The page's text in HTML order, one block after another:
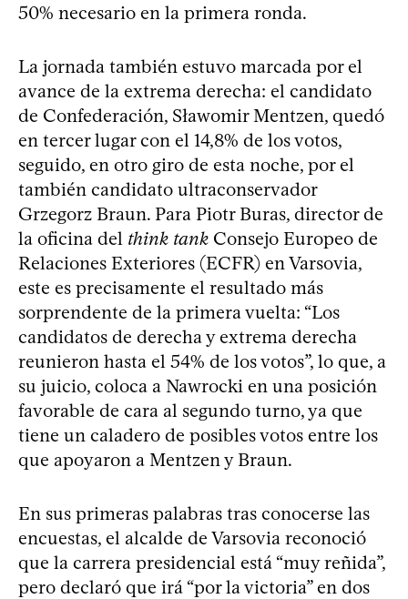
50% necesario en la primera ronda.
La jornada también estuvo marcada por el
avance de la extrema derecha: el candidato
de Confederación, Sławomir Mentzen, quedó
en tercer lugar con el 14,8% de los votos,
seguido, en otro giro de esta noche, por el
también candidato ultraconservador
Grzegorz Braun. Para Piotr Buras, director de
la oficina del think tank Consejo Europeo de
Relaciones Exteriores (ECFR) en Varsovia,
este es precisamente el resultado más
sorprendente de la primera vuelta: “Los
candidatos de derecha y extrema derecha
reunieron hasta el 54% de los votos”, lo que, a
su juicio, coloca a Nawrocki en una posición
favorable de cara al segundo turno, ya que
tiene un caladero de posibles votos entre los
que apoyaron a Mentzen y Braun.
En sus primeras palabras tras conocerse las
encuestas, el alcalde de Varsovia reconoció
que la carrera presidencial está “muy reñida”,
pero declaró que irá “por la victoria” en dos